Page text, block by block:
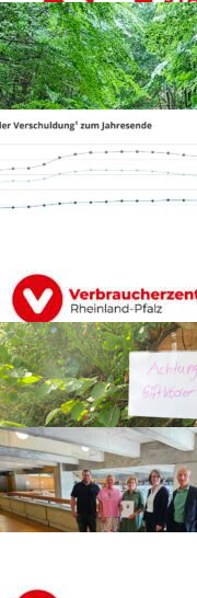
FB News
FB News
NEUER
FB News
PRO-
UND
AUF
FB News
NEUES
Panorama
40
DA
MEIN
SICH